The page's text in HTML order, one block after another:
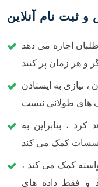
ثبت نام آنلاین
اجازه می دهد
نیازی به ایستادن
، بنابراین به
کمک می کند ،
و فقط داده های